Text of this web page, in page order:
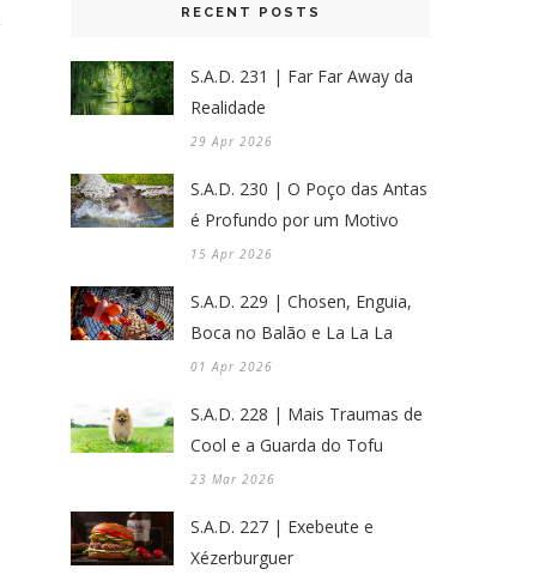
RECENT POSTS
S.A.D. 231 | Far Far Away da
Realidade
29 Apr 2026
S.A.D. 230 | O Poço das Antas
é Profundo por um Motivo
15 Apr 2026
S.A.D. 229 | Chosen, Enguia,
Boca no Balão e La La La
01 Apr 2026
S.A.D. 228 | Mais Traumas de
Cool e a Guarda do Tofu
23 Mar 2026
S.A.D. 227 | Exebeute e
Xézerburguer